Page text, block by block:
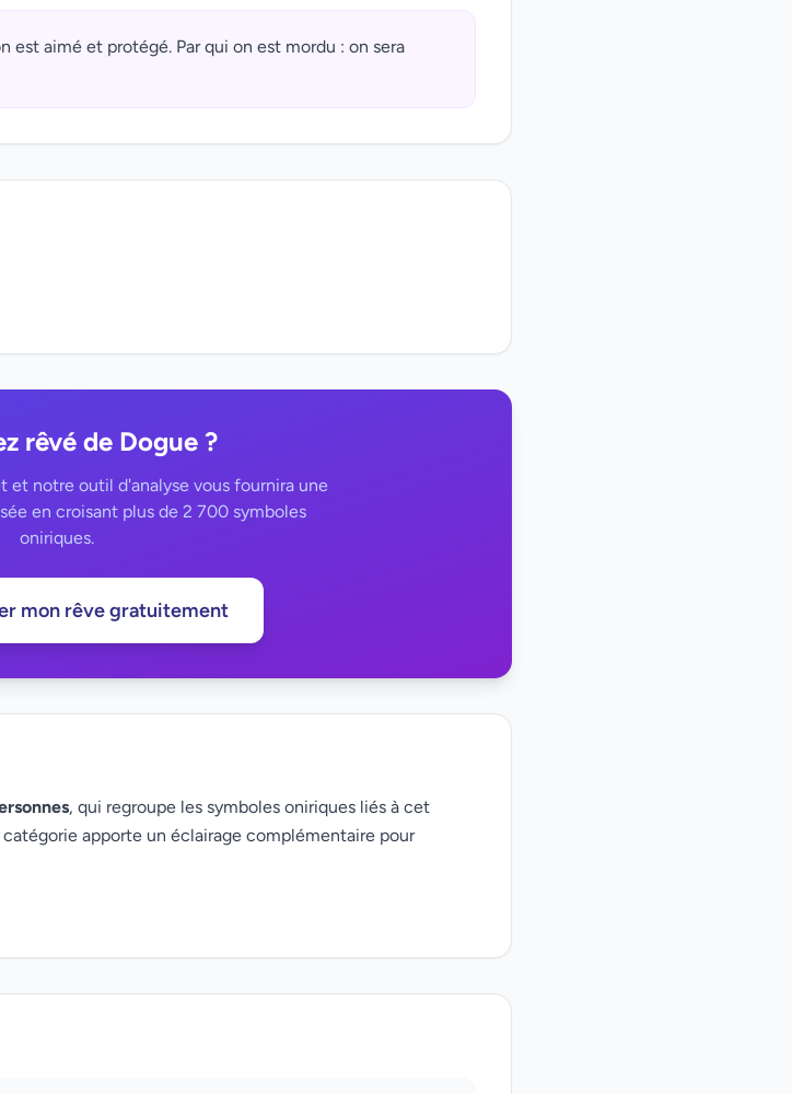
est aimé et protégé. Par qui on est mordu : on sera
rêvé de Dogue ?
et notre outil d'analyse vous fournira une
en croisant plus de 2 700 symboles
oniriques.
mon rêve gratuitement
, qui regroupe les symboles oniriques liés à cet
apporte un éclairage complémentaire pour